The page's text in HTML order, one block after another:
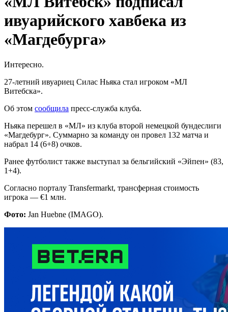
ивуарийского хавбека из
«Магдебурга»
Интересно.
27-летний ивуариец Силас Ньяка стал игроком «МЛ
Витебска».
Об этом сообщила пресс-служба клуба.
Ньяка перешел в «МЛ» из клуба второй немецкой бундеслиги
«Магдебург». Суммарно за команду он провел 132 матча и
набрал 14 (6+8) очков.
Ранее футболист также выступал за бельгийский «Эйпен» (83,
1+4).
Согласно порталу Transfermarkt, трансферная стоимость
игрока — €1 млн.
Фото: Jan Huebne (IMAGO).